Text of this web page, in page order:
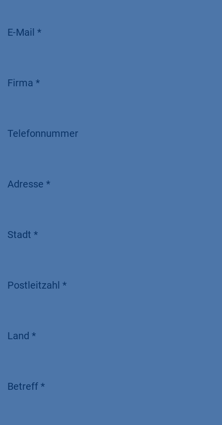
E-Mail *
Firma *
Telefonnummer
Adresse *
Stadt *
Postleitzahl *
Land *
Betreff *